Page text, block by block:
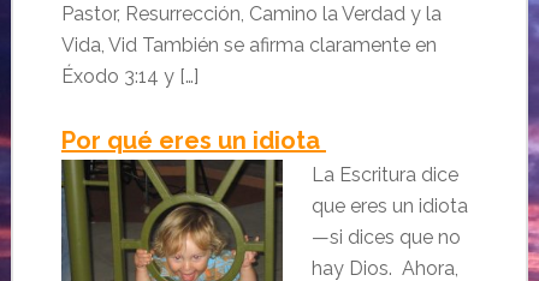
Pastor, Resurrección, Camino la Verdad y la
Vida, Vid También se afirma claramente en
Éxodo 3:14 y […]
Por qué eres un idiota
La Escritura dice
que eres un idiota
—si dices que no
hay Dios. Ahora,